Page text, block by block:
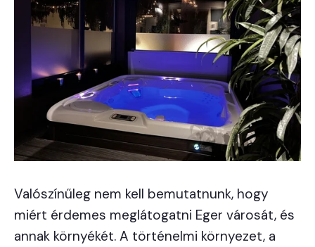
Valószínűleg nem kell bemutatnunk, hogy
miért érdemes meglátogatni Eger városát, és
annak környékét. A történelmi környezet, a